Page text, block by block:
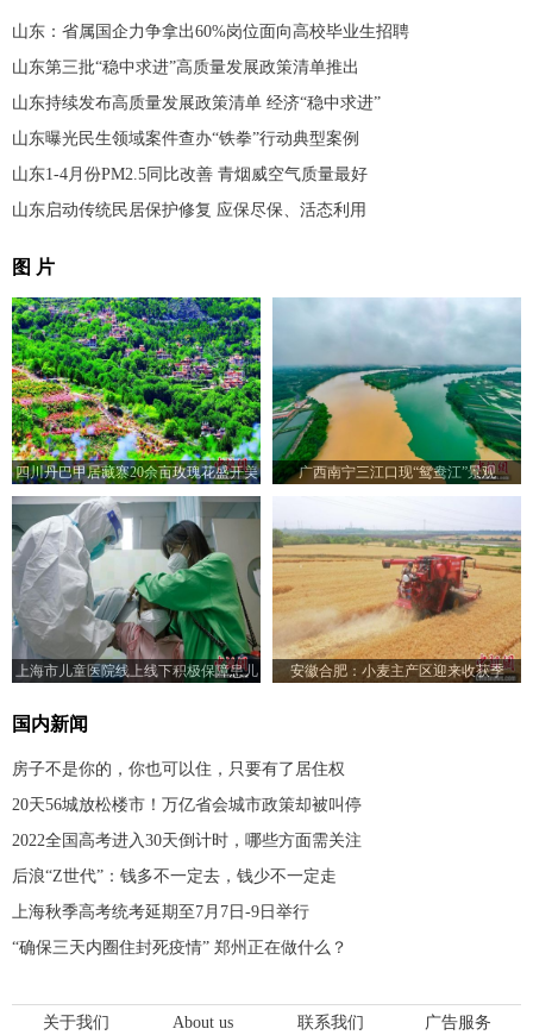
山东：省属国企力争拿出60%岗位面向高校毕业生招聘
山东第三批“稳中求进”高质量发展政策清单推出
山东持续发布高质量发展政策清单 经济“稳中求进”
山东曝光民生领域案件查办“铁拳”行动典型案例
山东1-4月份PM2.5同比改善 青烟威空气质量最好
山东启动传统民居保护修复 应保尽保、活态利用
图 片
四川丹巴甲居藏寨20余亩玫瑰花盛开美
如画
广西南宁三江口现“鸳鸯江”景观
上海市儿童医院线上线下积极保障患儿
安徽合肥：小麦主产区迎来收获季
国内新闻
房子不是你的，你也可以住，只要有了居住权
20天56城放松楼市！万亿省会城市政策却被叫停
2022全国高考进入30天倒计时，哪些方面需关注
后浪“Z世代”：钱多不一定去，钱少不一定走
上海秋季高考统考延期至7月7日-9日举行
“确保三天内圈住封死疫情” 郑州正在做什么？
关于我们 About us 联系我们 广告服务